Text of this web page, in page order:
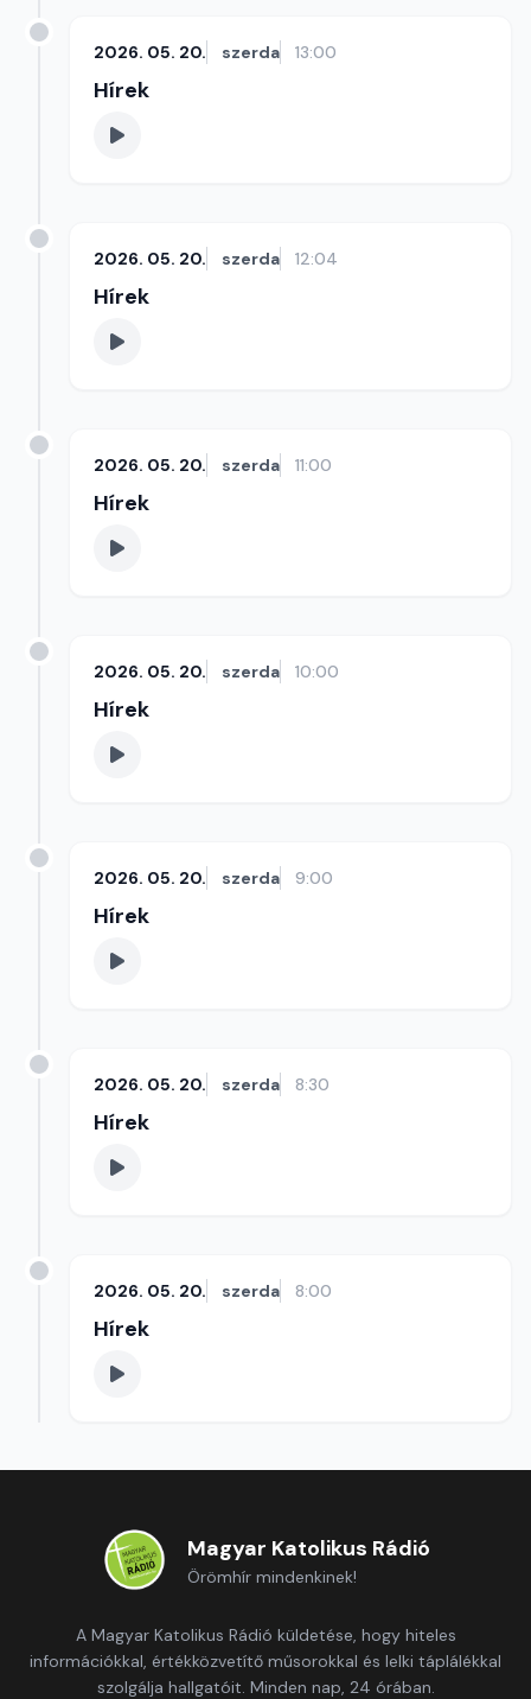
2026. 05. 20. szerda 13:00
Hírek
2026. 05. 20. szerda 12:04
Hírek
2026. 05. 20. szerda 11:00
Hírek
2026. 05. 20. szerda 10:00
Hírek
2026. 05. 20. szerda 9:00
Hírek
2026. 05. 20. szerda 8:30
Hírek
2026. 05. 20. szerda 8:00
Hírek
Magyar Katolikus Rádió
Örömhír mindenkinek!
A Magyar Katolikus Rádió küldetése, hogy hiteles
információkkal, értékközvetítő műsorokkal és lelki táplálékkal
szolgálja hallgatóit. Minden nap, 24 órában.